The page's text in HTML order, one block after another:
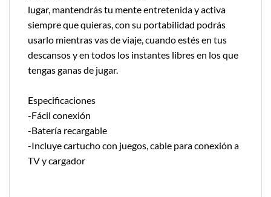
lugar, mantendrás tu mente entretenida y activa
siempre que quieras, con su portabilidad podrás
usarlo mientras vas de viaje, cuando estés en tus
descansos y en todos los instantes libres en los que
tengas ganas de jugar.
Especificaciones
-Fácil conexión
-Batería recargable
-Incluye cartucho con juegos, cable para conexión a
TV y cargador